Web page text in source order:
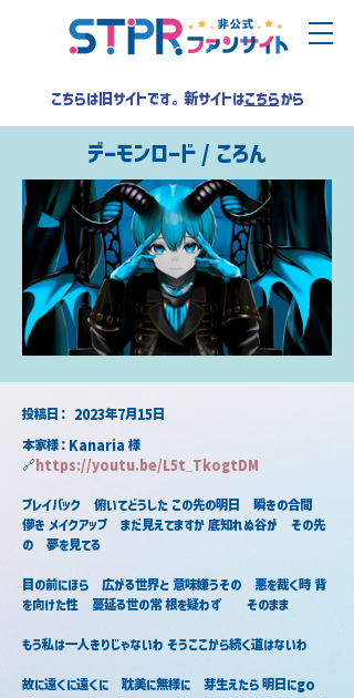
こちらは旧サイトです。新サイトはこちらから
デーモンロード / ころん
2023年7月15日
​投稿日：
本家様：Kanaria 様
🔗https://youtu.be/L5t_TkogtDM
プレイバック　俯いてどうした この先の明日　瞬きの合間
儚き メイクアップ　まだ見えてますか 底知れぬ谷が　その先
の　夢を見てる
目の前にほら　広がる世界と 意味嫌うその　悪を裁く時 背
を向けた性　蔓延る世の常 根を疑わず　　そのまま
もう私は一人きりじゃないわ そうここから続く道はないわ
故に遠くに遠くに　耽美に無様に　芽生えたら 明日にgo